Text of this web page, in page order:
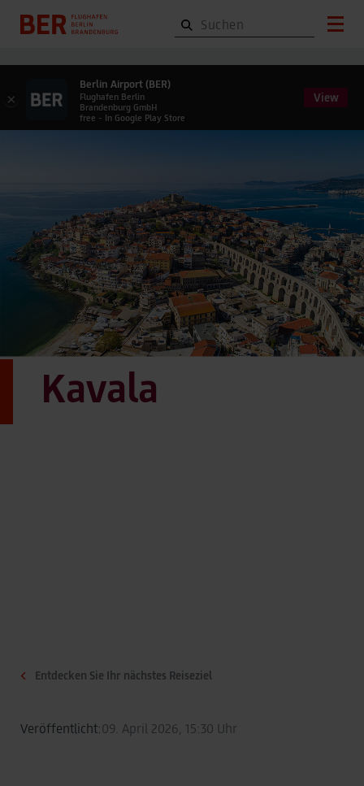
Kavala
Entdecken Sie Ihr nächstes Reiseziel
Veröffentlicht:09. April 2026, 15:30 Uhr
×
Berlin Airport (BER)
Flughafen Berlin
Brandenburg GmbH
free - In Google Play Store
View